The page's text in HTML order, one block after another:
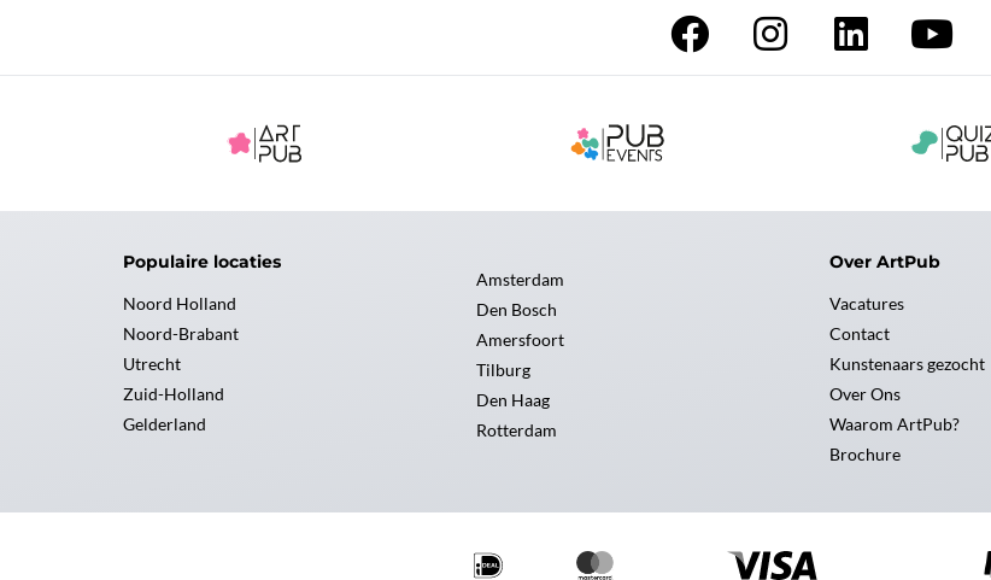
Populaire locaties
Noord Holland
Noord-Brabant
Utrecht
Zuid-Holland
Gelderland
Amsterdam
Den Bosch
Amersfoort
Tilburg
Den Haag
Rotterdam
Over ArtPub
Vacatures
Contact
Kunstenaars gezocht
Over Ons
Waarom ArtPub?
Brochure